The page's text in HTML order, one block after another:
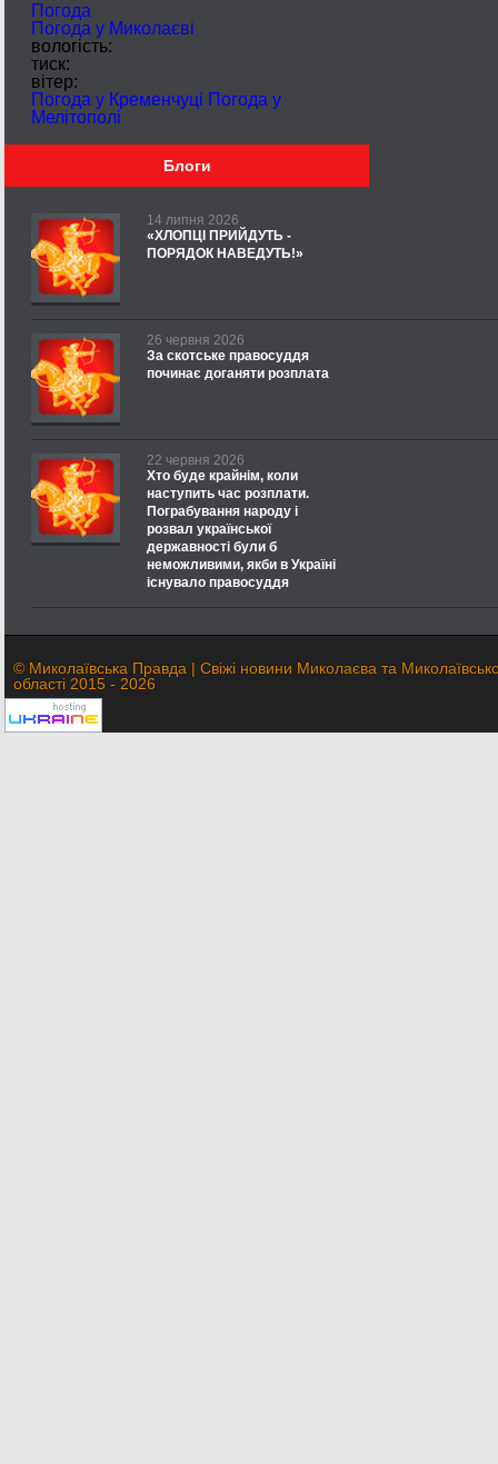
Погода
Погода у Миколаєві
вологість:
тиск:
вітер:
Погода у Кременчуці Погода у
Мелітополі
Блоги
14 липня 2026
«ХЛОПЦІ ПРИЙДУТЬ -
ПОРЯДОК НАВЕДУТЬ!»
26 червня 2026
За скотське правосуддя
починає доганяти розплата
22 червня 2026
Хто буде крайнім, коли
наступить час розплати.
Пограбування народу і
розвал української
державності були б
неможливими, якби в Україні
існувало правосуддя
© Миколаївська Правда | Свіжі новини Миколаєва та
області 2015 - 2026